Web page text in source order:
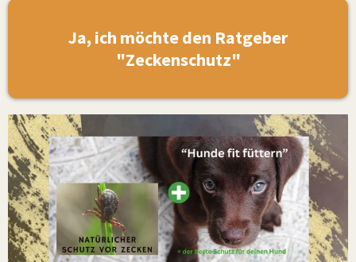
Ja, ich möchte den Ratgeber
"Zeckenschutz"